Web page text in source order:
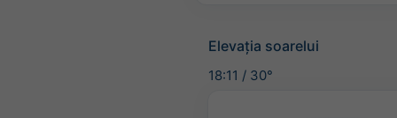
Elevația soarelui
18:11 / 30°